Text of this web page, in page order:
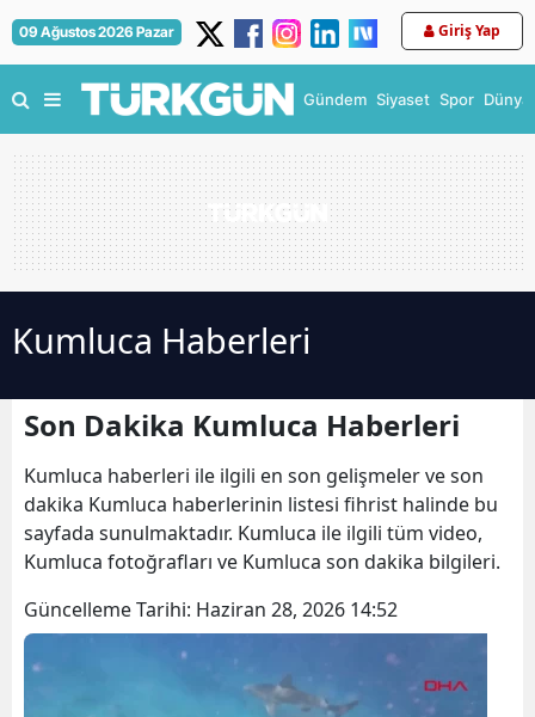
09 Ağustos 2026 Pazar Giriş Yap
Gündem Siyaset Spor Dünya
Kumluca Haberleri
Son Dakika Kumluca Haberleri
Kumluca haberleri ile ilgili en son gelişmeler ve son
dakika Kumluca haberlerinin listesi fihrist halinde bu
sayfada sunulmaktadır. Kumluca ile ilgili tüm video,
Kumluca fotoğrafları ve Kumluca son dakika bilgileri.
Güncelleme Tarihi: Haziran 28, 2026 14:52